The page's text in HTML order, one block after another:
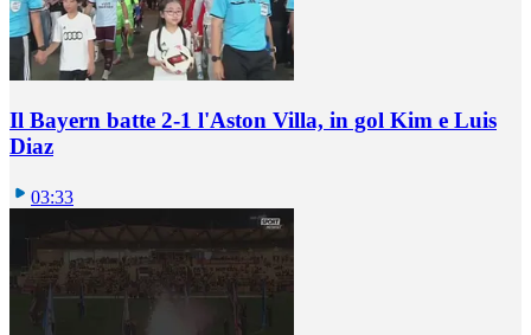
Il Bayern batte 2-1 l'Aston Villa, in gol Kim e Luis
Diaz
03:33